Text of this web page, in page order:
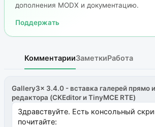
дополнения MODX и документацию.
Поддержать
КомментарииЗаметкиРабота
Gallery3x 3.4.0 - вставка галерей прямо
редактора (CKEditor и TinyMCE RTE)
Здравствуйте. Есть консольный
почитайте: